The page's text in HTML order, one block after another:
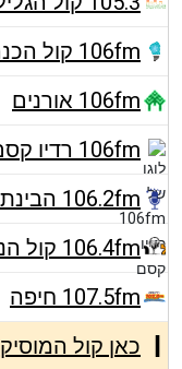
106fm קול הכנרת
106fm אורנים
106fm רדיו קסם
106.2fm הבינתחומי
106.4fm קול הנגב
107.5fm חיפה
כאן קול המוסיקה